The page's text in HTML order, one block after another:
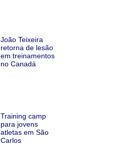
João Teixeira
retorna de lesão
em treinamentos
no Canadá
Training camp
para jovens
atletas em São
Carlos